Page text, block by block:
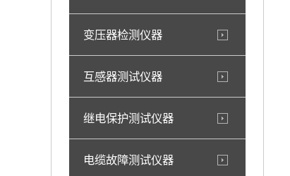
变压器检测仪器
互感器测试仪器
继电保护测试仪器
电缆故障测试仪器